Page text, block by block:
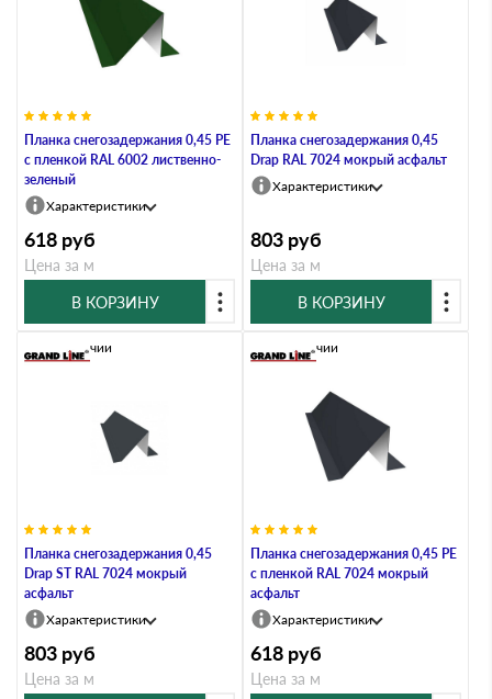
Планка снегозадержания 0,45 PE
с пленкой RAL 6002 лиственно-
зеленый
Характеристики
618 руб
Цена за м
В КОРЗИНУ
Планка снегозадержания 0,45
Drap RAL 7024 мокрый асфальт
Характеристики
803 руб
Цена за м
В КОРЗИНУ
Планка снегозадержания 0,45
Drap ST RAL 7024 мокрый
асфальт
В наличии
Характеристики
803 руб
Цена за м
Планка снегозадержания 0,45 PE
с пленкой RAL 7024 мокрый
асфальт
В наличии
Характеристики
618 руб
Цена за м